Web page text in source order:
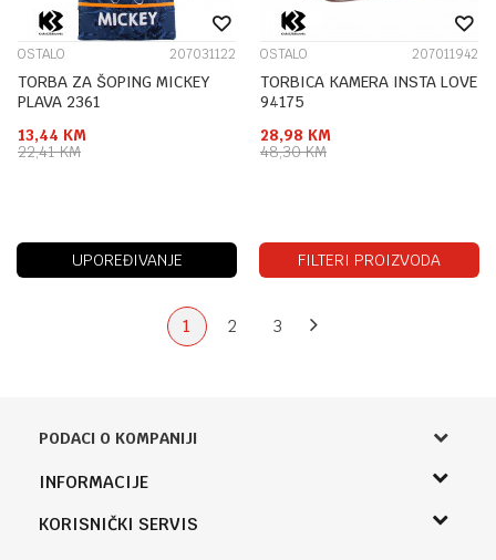
OSTALO 207031122
TORBA ZA ŠOPING MICKEY
PLAVA 2361
13,44 KM
22,41KM
OSTALO 207011942
TORBICA KAMERA INSTA LOVE
94175
28,98 KM
48,30KM
UPOREĐIVANJE FILTERI PROIZVODA
1 2 3
PODACI O KOMPANIJI
Knjižara Kultura
Knjaza Miloša 3A
INFORMACIJE
O nama
KORISNIČKI SERVIS